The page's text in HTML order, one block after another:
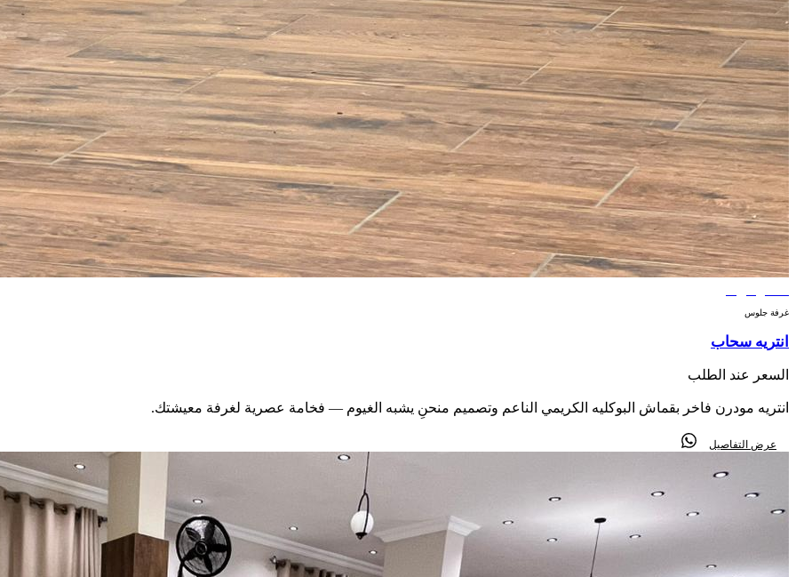
غرفة جلوس
انتريه سحاب
السعر عند الطلب
انتريه مودرن فاخر بقماش البوكليه الكريمي الناعم وتصميم منحنٍ يشبه الغيوم — فخامة عصرية لغرفة معيشتك.
عرض التفاصيل